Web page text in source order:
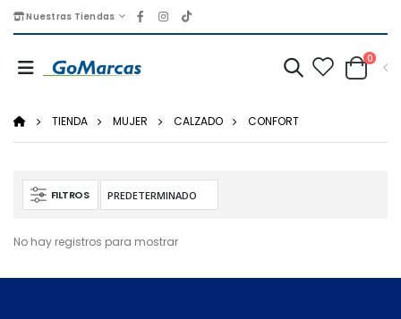
Nuestras Tiendas
0
TIENDA MUJER CALZADO CONFORT
FILTROS
No hay registros para mostrar